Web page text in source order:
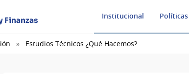
Finanzas
Institucional
Estudios Técnicos ¿Qué Hacemos?